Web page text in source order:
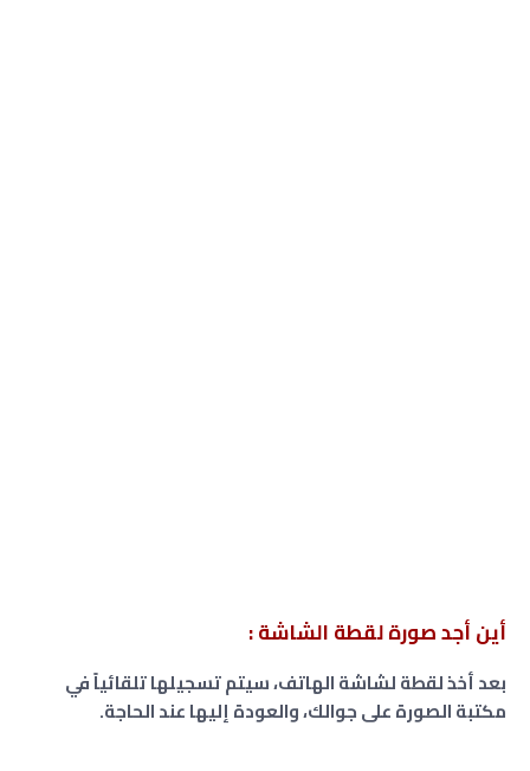
أين أجد صورة لقطة الشاشة :
بعد أخذ لقطة لشاشة الهاتف، سيتم تسجيلها تلقائياً في
مكتبة الصورة على جوالك، والعودة إليها عند الحاجة.